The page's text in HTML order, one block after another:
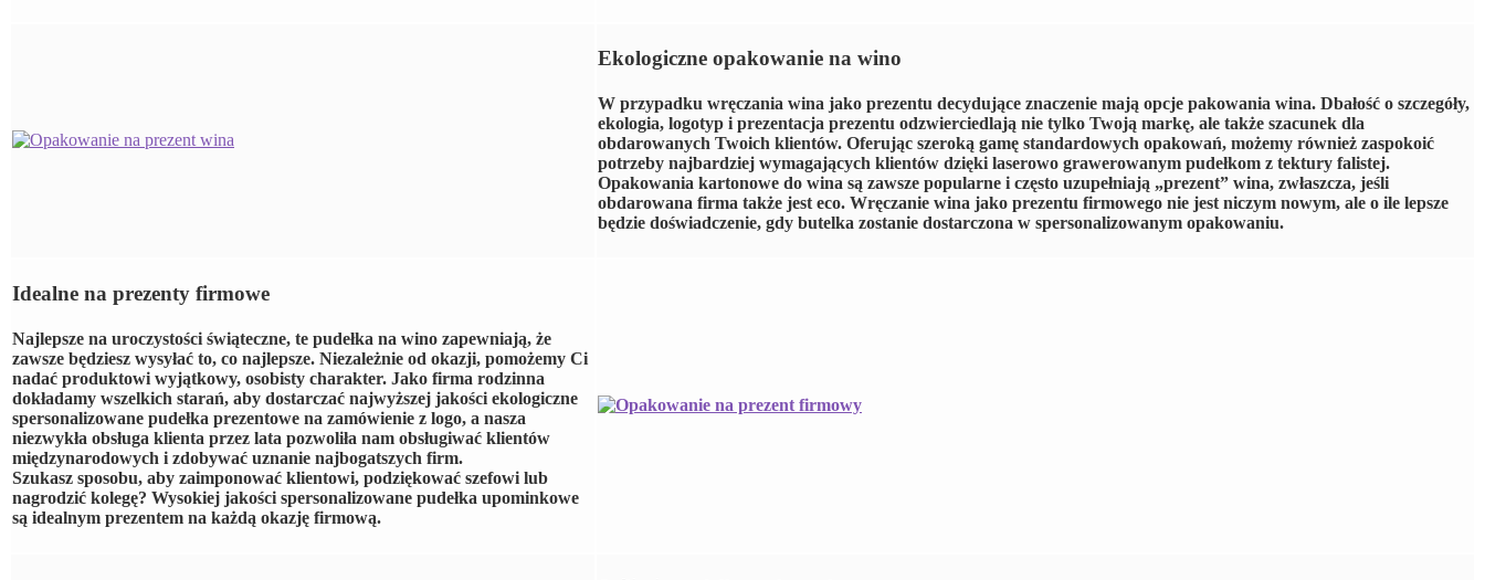
Ekologiczne opakowanie na wino
W przypadku wręczania wina jako prezentu decydujące znaczenie mają opcje pakowania wina. Dbałość o szczegóły,
ekologia, logotyp i prezentacja prezentu odzwierciedlają nie tylko Twoją markę, ale także szacunek dla
obdarowanych Twoich klientów. Oferując szeroką gamę standardowych opakowań, możemy również zaspokoić
potrzeby najbardziej wymagających klientów dzięki laserowo grawerowanym pudełkom z tektury falistej.
Opakowania kartonowe do wina są zawsze popularne i często uzupełniają „prezent” wina, zwłaszcza, jeśli
obdarowana firma także jest eco. Wręczanie wina jako prezentu firmowego nie jest niczym nowym, ale o ile lepsze
będzie doświadczenie, gdy butelka zostanie dostarczona w spersonalizowanym opakowaniu.
Idealne na prezenty firmowe
Najlepsze na uroczystości świąteczne, te pudełka na wino zapewniają, że
zawsze będziesz wysyłać to, co najlepsze. Niezależnie od okazji, pomożemy Ci
nadać produktowi wyjątkowy, osobisty charakter. Jako firma rodzinna
dokładamy wszelkich starań, aby dostarczać najwyższej jakości ekologiczne
spersonalizowane pudełka prezentowe na zamówienie z logo, a nasza
niezwykła obsługa klienta przez lata pozwoliła nam obsługiwać klientów
międzynarodowych i zdobywać uznanie najbogatszych firm.
Szukasz sposobu, aby zaimponować klientowi, podziękować szefowi lub
nagrodzić kolegę? Wysokiej jakości spersonalizowane pudełka upominkowe
są idealnym prezentem na każdą okazję firmową.